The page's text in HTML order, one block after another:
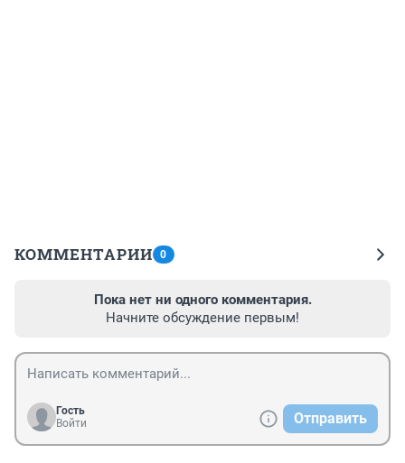
КОММЕНТАРИИ 0
Пока нет ни одного комментария.
Начните обсуждение первым!
Гость
Войти
Отправить